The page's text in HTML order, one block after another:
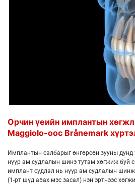
Орчин үеийн имплантын
Maggiolo-оос Brånemark
Имплантын салбарыг өнгөрсөн зууны дунд
нүүр ам судлалын шинэ тутам хөгжиж буй
имплант судлал нь нүүр ам судлалын
(1-рт шүд авах мэс засал) нэн эртнээс